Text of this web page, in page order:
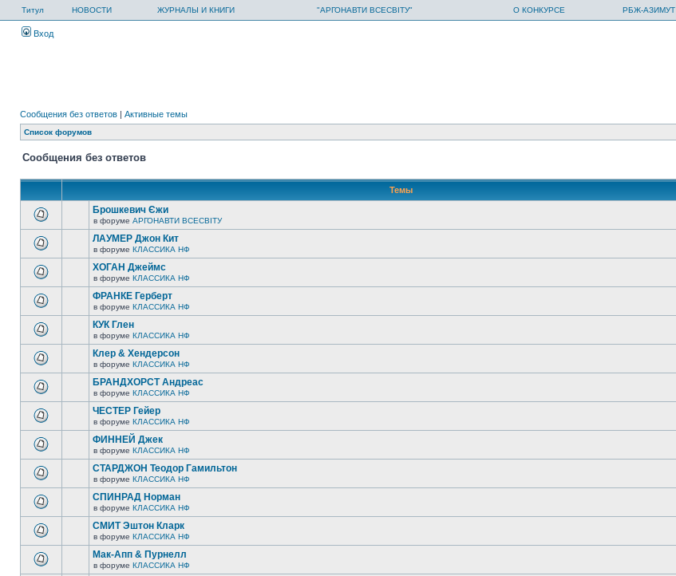
Титул НОВОСТИ ЖУРНАЛЫ И КНИГИ "АРГОНАВТИ ВСЕСВІТУ" О КОНКУРСЕ РБЖ-АЗИМУТ
Вход
Сообщения без ответов | Активные темы
Список форумов
Сообщения без ответов
Темы
Брошкевич Єжи
в форуме АРГОНАВТИ ВСЕСВIТУ
ЛАУМЕР Джон Кит
в форуме КЛАССИКА НФ
ХОГАН Джеймс
в форуме КЛАССИКА НФ
ФРАНКЕ Герберт
в форуме КЛАССИКА НФ
КУК Глен
в форуме КЛАССИКА НФ
Клер & Хендерсон
в форуме КЛАССИКА НФ
БРАНДХОРСТ Андреас
в форуме КЛАССИКА НФ
ЧЕСТЕР Гейер
в форуме КЛАССИКА НФ
ФИННЕЙ Джек
в форуме КЛАССИКА НФ
СТАРДЖОН Теодор Гамильтон
в форуме КЛАССИКА НФ
СПИНРАД Норман
в форуме КЛАССИКА НФ
СМИТ Эштон Кларк
в форуме КЛАССИКА НФ
Мак-Апп & Пурнелл
в форуме КЛАССИКА НФ